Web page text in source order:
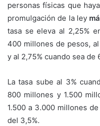
personas físicas que
promulgación de la ley
tasa se eleva al 2,25%
400 millones de pesos,
y al 2,75% cuando sea de
La tasa sube al 3%
800 millones y 1.500
1.500 a 3.000 millones
del 3,5%.